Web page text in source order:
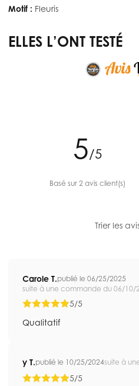
Motif : Fleuris
ELLES L’ONT TESTÉ
5/5
Basé sur 2 avis client(s)
Trier les
Carole T.publié le 06/25/2025
suite à une commande du 06/10/
5/5
Qualitatif
y T.publié le 10/25/2024suite à
5/5